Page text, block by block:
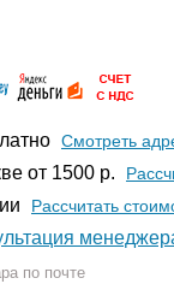
Смотреть
от 1500 р.
Рассчитать
по почте